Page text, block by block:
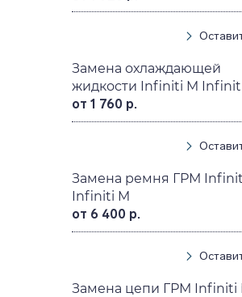
Замена охлаждающей
жидкости Infiniti M
от 1 760 р.
Замена ремня ГРМ
Infiniti M
от 6 400 р.
Замена цепи ГРМ Infiniti